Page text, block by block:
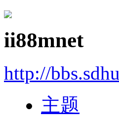
ii88mnet
http://
主题